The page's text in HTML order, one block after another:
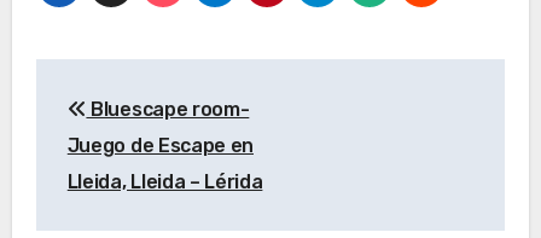
de
entradas
Bluescape room-
Juego de Escape en
Lleida, Lleida – Lérida